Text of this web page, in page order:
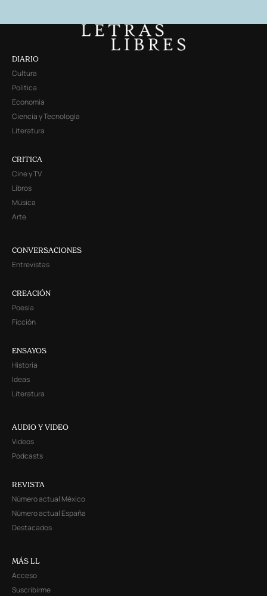
DIARIO
Cultura
Política
Economía
Ciencia y Tecnología
Literatura
CRITICA
Cine y TV
Libros
Música
Arte
CONVERSACIONES
Entrevistas
CREACIÓN
Poesía
Ficción
ENSAYOS
Historia
Ideas
Literatura
AUDIO Y VIDEO
Videos
Podcasts
REVISTA
Número actual México
Número actual España
Destacados
MÁS LL
Acceso
Suscribirme